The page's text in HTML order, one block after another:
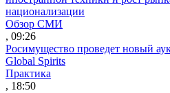
национализации
Обзор СМИ
, 09:26
Росимущество проведет новый
Global Spirits
Практика
, 18:50